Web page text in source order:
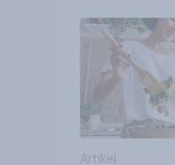
Artikel